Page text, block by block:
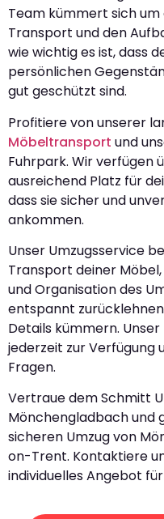
Team kümmert sich
Transport und den
wie wichtig es ist, dass
persönlichen
gut geschützt sind.
Profitiere von unserer
Möbeltransport und
Fuhrpark. Wir verfügen
ausreichend Platz für
dass sie sicher und
ankommen.
Unser Umzugsservice
Transport deiner
und Organisation des
entspannt
Details kümmern.
jederzeit zur
Fragen.
Vertraue dem Schmitt
Mönchengladbach und
sicheren Umzug von
on-Trent. Kontaktiere
individuelles Angebot